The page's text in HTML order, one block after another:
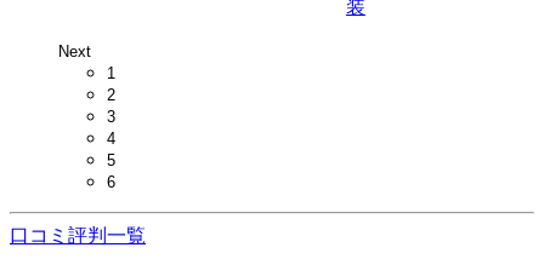
装
Next
1
2
3
4
5
6
口コミ評判一覧